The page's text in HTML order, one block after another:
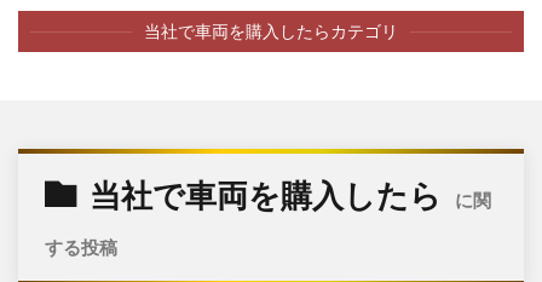
当社で車両を購入したらカテゴリ
当社で車両を購入したら に関
する投稿